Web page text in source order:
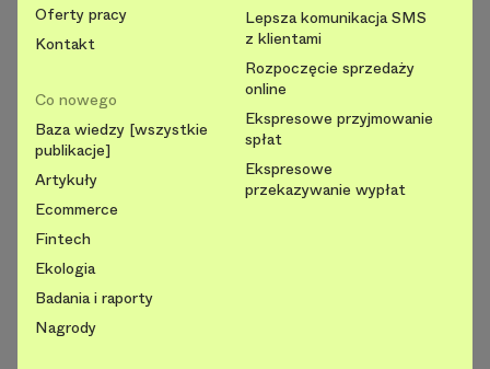
Oferty pracy
Kontakt
Co nowego
Baza wiedzy [wszystkie
publikacje]
Artykuły
Ecommerce
Fintech
Ekologia
Badania i raporty
Nagrody
Lepsza komunikacja SMS
z klientami
Rozpoczęcie sprzedaży
online
Ekspresowe przyjmowanie
spłat
Ekspresowe
przekazywanie wypłat